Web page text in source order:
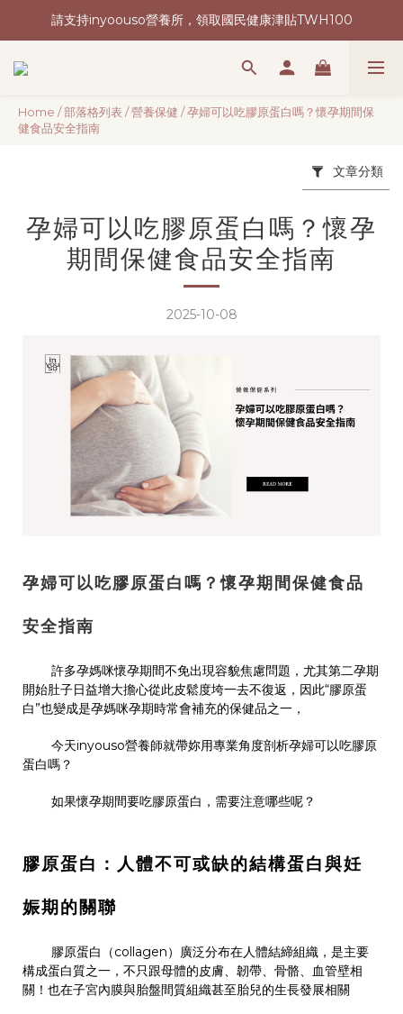
新會員加入再送購物金(現領現折)
請支持inyoouso營養所，領取國民健康津貼TWH100
讓台灣健康再次偉大 | 2026我們想要做的事
Home /部落格列表 /營養保健 /孕婦可以吃膠原蛋白嗎？懷孕期間保
健食品安全指南
文章分類
孕婦可以吃膠原蛋白嗎？懷孕
期間保健食品安全指南
2025-10-08
孕婦可以吃膠原蛋白嗎？懷孕期間保健食品
安全指南
許多孕媽咪懷孕期間不免出現容貌焦慮問題，尤其第二孕期
開始肚子日益增大擔心從此皮鬆度垮一去不復返，因此“膠原蛋
白”也變成是孕媽咪孕期時常會補充的保健品之一，
今天inyouso營養師就帶妳用專業角度剖析孕婦可以吃膠原
蛋白嗎？
如果懷孕期間要吃膠原蛋白，需要注意哪些呢？
膠原蛋白：人體不可或缺的結構蛋白與妊
娠期的關聯
膠原蛋白（collagen）廣泛分布在人體結締組織，是主要
構成蛋白質之一，不只跟母體的皮膚、韌帶、骨骼、血管壁相
關！也在子宮內膜與胎盤間質組織甚至胎兒的生長發展相關